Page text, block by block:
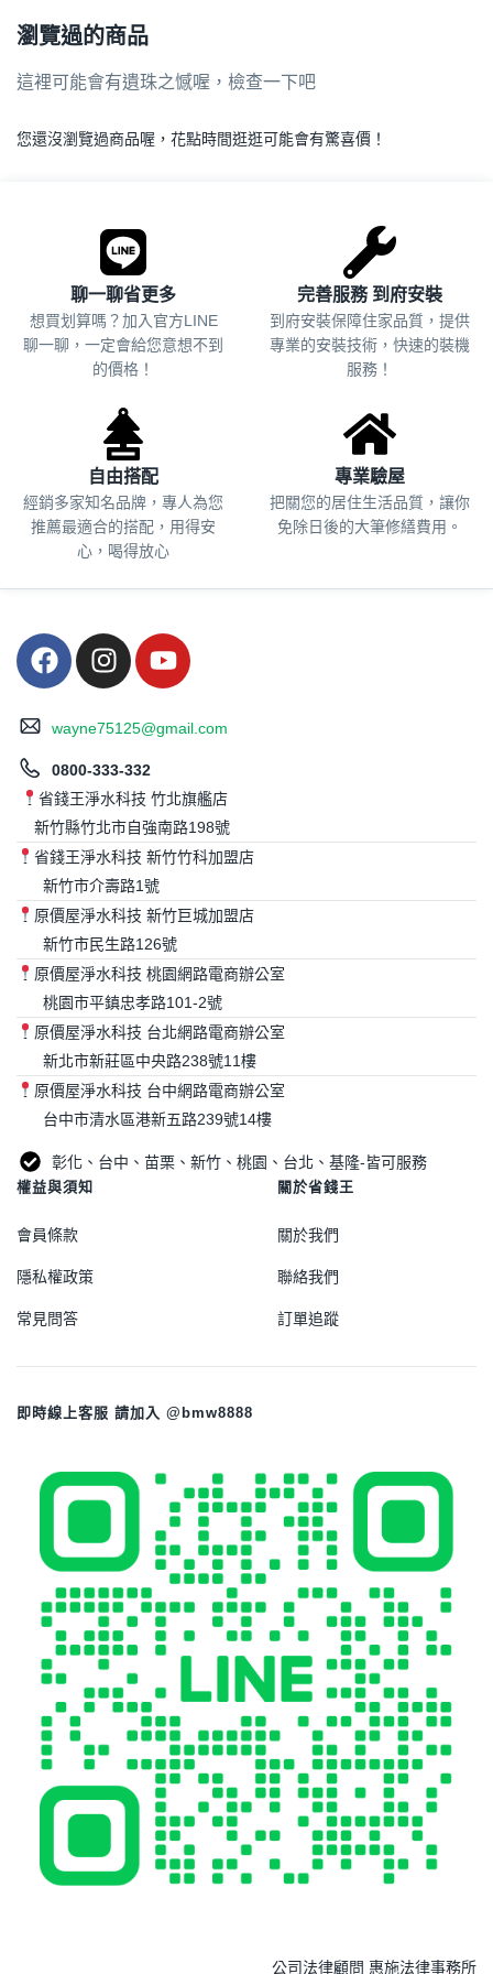
瀏覽過的商品
這裡可能會有遺珠之憾喔，檢查一下吧
您還沒瀏覽過商品喔，花點時間逛逛可能會有驚喜價！
聊一聊省更多
想買划算嗎？加入官方LINE
聊一聊，一定會給您意想不到
的價格！
完善服務 到府安裝
到府安裝保障住家品質，提供
專業的安裝技術，快速的裝機
服務！
自由搭配
經銷多家知名品牌，專人為您
推薦最適合的搭配，用得安
心，喝得放心
專業驗屋
把關您的居住生活品質， 讓你
免除日後的大筆修繕費用。
wayne75125@gmail.com
0800-333-332
省錢王淨水科技 竹北旗艦店
新竹縣竹北市自強南路198號
省錢王淨水科技 新竹竹科加盟店
新竹市介壽路1號
原價屋淨水科技 新竹巨城加盟店
新竹市民生路126號
原價屋淨水科技 桃園網路電商辦公室
桃園市平鎮忠孝路101-2號
原價屋淨水科技 台北網路電商辦公室
新北市新莊區中央路238號11樓
原價屋淨水科技 台中網路電商辦公室
台中市清水區港新五路239號14樓
彰化、台中、苗栗、新竹、桃園、台北、基隆-皆可服務
權益與須知
會員條款
隱私權政策
常見問答
關於省錢王
關於我們
聯絡我們
訂單追蹤
即時線上客服 請加入 @bmw8888
公司法律顧問 惠施法律事務所